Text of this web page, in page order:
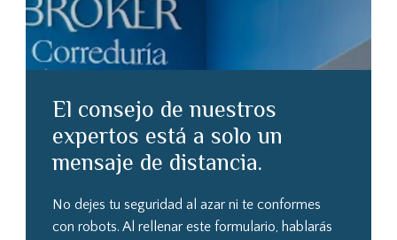
El consejo de nuestros
expertos está a solo un
mensaje de distancia.
No dejes tu seguridad al azar ni te conformes
con robots. Al rellenar este formulario, hablarás